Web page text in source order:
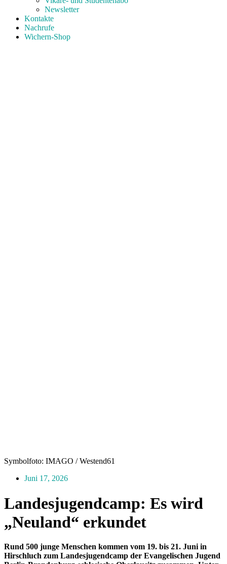
Newsletter
Kontakte
Nachrufe
Wichern-Shop
Symbolfoto: IMAGO / Westend61
Juni 17, 2026
Landesjugendcamp: Es wird
„Neuland“ erkundet
Rund 500 junge Menschen kommen vom 19. bis 21. Juni in
Hirschluch zum Landesjugendcamp der Evangelischen Jugend